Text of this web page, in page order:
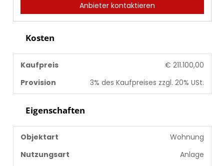
Anbieter kontaktieren
Kosten
Kaufpreis
€ 211.100,00
Provision
3% des Kaufpreises zzgl. 20% USt.
Eigenschaften
Objektart
Wohnung
Nutzungsart
Anlage